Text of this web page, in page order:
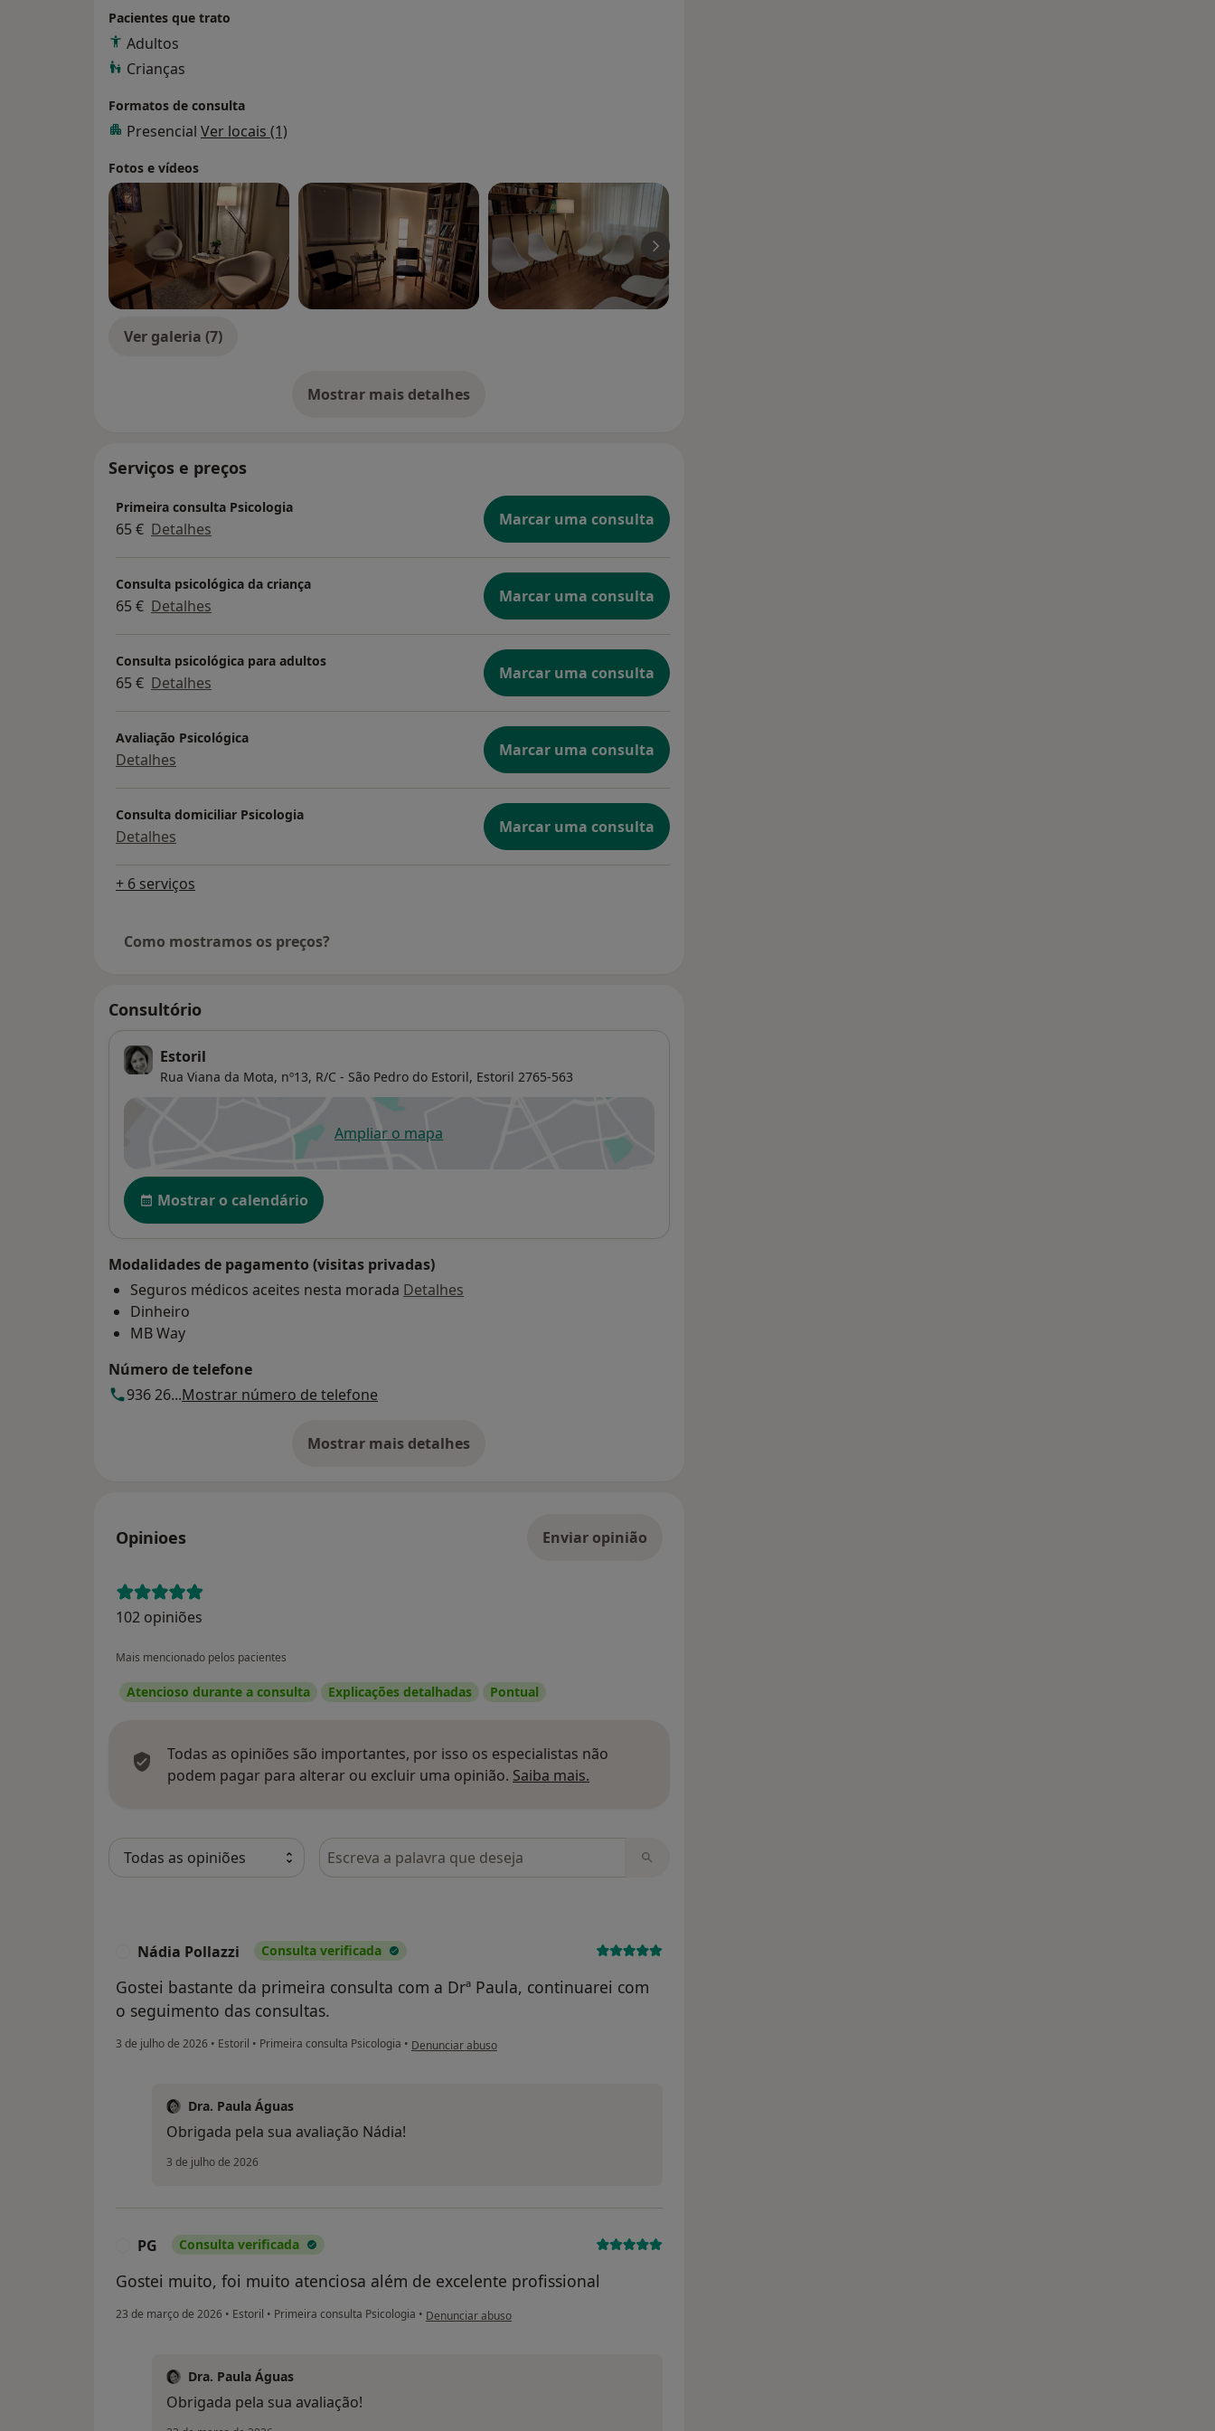
Pacientes que trato
Adultos
Crianças
Formatos de consulta
Presencial Ver locais (1)
Fotos e vídeos
Ver galeria (7)
Mostrar mais detalhes
sobre a experiência
Serviços e preços
Primeira consulta Psicologia
65 € Detalhes Marcar uma consulta
Consulta psicológica da criança
65 € Detalhes Marcar uma consulta
Consulta psicológica para adultos
65 € Detalhes Marcar uma consulta
Avaliação Psicológica
Detalhes Marcar uma consulta
Consulta domiciliar Psicologia
Detalhes Marcar uma consulta
+ 6 serviços
Como mostramos os preços?
Consultório
Estoril
Rua Viana da Mota, nº13, R/C - São Pedro do Estoril, Estoril 2765-563
Ampliar o mapaabre num novo separador
Disponibilidade
Mostrar o calendário
Modalidades de pagamento (visitas privadas)
Seguros médicos aceites nesta morada Detalhes
Dinheiro
MB Way
Número de telefone
936 26...Mostrar número de telefone
Mostrar mais detalhes
sobre o endereço
Opinioes Enviar opinião
102 opiniões
Mais mencionado pelos pacientes
Atencioso durante a consulta Explicações detalhadas Pontual
Todas as opiniões são importantes, por isso os especialistas não
podem pagar para alterar ou excluir uma opinião. Saiba mais.
Pesquisar em opiniões
Nádia Pollazzi Consulta verificada
Gostei bastante da primeira consulta com a Drª Paula, continuarei com
o seguimento das consultas.
3 de julho de 2026 • Estoril • Primeira consulta Psicologia • na opinião do utilizador Nádia Pollazzi
Denunciar abuso
Dra. Paula Águas
Obrigada pela sua avaliação Nádia!
3 de julho de 2026
PG Consulta verificada
Gostei muito, foi muito atenciosa além de excelente profissional
23 de março de 2026 • Estoril • Primeira consulta Psicologia • na opinião do utilizador PG
Denunciar abuso
Dra. Paula Águas
Obrigada pela sua avaliação!